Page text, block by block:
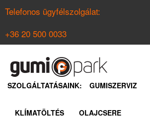
Telefonos ügyfélszolgálat:
+36 20 500 0033
NYÁRI GUMI KERESŐ
SZOLGÁLTATÁSAINK:
GUMISZERVIZ
KLÍMATÖLTÉS
OLAJCSERE